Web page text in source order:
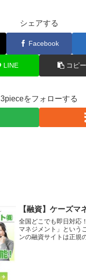
シェアする
Facebook
LINE コピー
3pieceをフォローする
【融資】ケーズマ
全国どこでも即日対応
マネジメント」という
ンの融資サイトは正規